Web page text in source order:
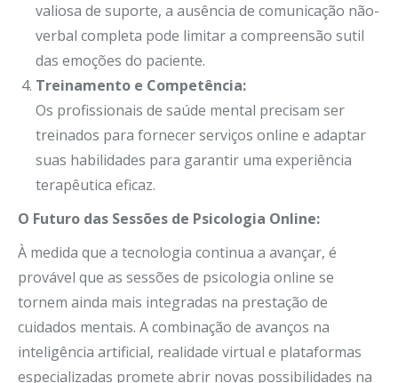
valiosa de suporte, a ausência de comunicação não-
verbal completa pode limitar a compreensão sutil
das emoções do paciente.
Treinamento e Competência:
Os profissionais de saúde mental precisam ser
treinados para fornecer serviços online e adaptar
suas habilidades para garantir uma experiência
terapêutica eficaz.
O Futuro das Sessões de Psicologia Online:
À medida que a tecnologia continua a avançar, é
provável que as sessões de psicologia online se
tornem ainda mais integradas na prestação de
cuidados mentais. A combinação de avanços na
inteligência artificial, realidade virtual e plataformas
especializadas promete abrir novas possibilidades na